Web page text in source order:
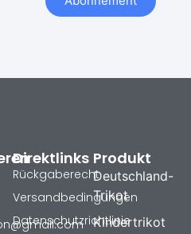
Produkt
Deutschland-
Trikot
Kindertrikot
Direktlinks
Rückgaberecht
Versandbedingungen
Datenschutzrichtlinie